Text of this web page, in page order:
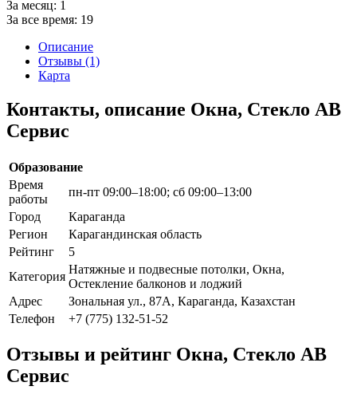
За месяц: 1
За все время: 19
Описание
Отзывы (1)
Карта
Контакты, описание Окна, Стекло АВ
Сервис
Образование
Время
работы
пн-пт 09:00–18:00; сб 09:00–13:00
Город
Караганда
Регион
Карагандинская область
Рейтинг
5
Категория
Натяжные и подвесные потолки, Окна,
Остекление балконов и лоджий
Адрес
Зональная ул., 87А, Караганда, Казахстан
Телефон
+7 (775) 132-51-52
Отзывы и рейтинг Окна, Стекло АВ
Сервис